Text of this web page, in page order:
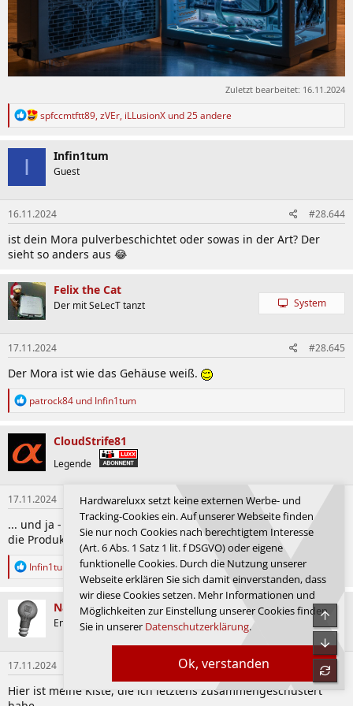
Zuletzt bearbeitet: 16.11.2024
R
k
o
n
e
n
:
spfccmtftt89, zVEr, iLLusionX und 25 andere
I Infin1tum
Guest
16.11.2024 #28.644
ist dein Mora pulverbeschichtet oder sowas in der Art? Der
sieht so anders aus 😂
Felix the Cat
Der mit SeLecT tanzt System
17.11.2024 #28.645
Der Mora ist wie das Gehäuse weiß.
R
k
t
i
o
n
e
n
:
patrock84 und Infin1tum
CloudStrife81
Legende
17.11.2024
... und ja - natürlich sind MoRa's pulverbeschichtet. Ein Blick in
die Produktinfos hilft
R
k
t
i
n
e
n
:
Infin1tum
Nayle
Enthusiast System
17.11.2024 #28.647
Hier ist meine Kiste, die ich letztens zusammengeschustert
Ok, verstanden
Hardwareluxx setzt keine externen Werbe- und
Tracking-Cookies ein. Auf unserer Webseite finden
Sie nur noch Cookies nach berechtigtem Interesse
(Art. 6 Abs. 1 Satz 1 lit. f DSGVO) oder eigene
funktionelle Cookies. Durch die Nutzung unserer
Webseite erklären Sie sich damit einverstanden, dass
wir diese Cookies setzen. Mehr Informationen und
Möglichkeiten zur Einstellung unserer Cookies finden
Sie in unserer Datenschutzerklärung.